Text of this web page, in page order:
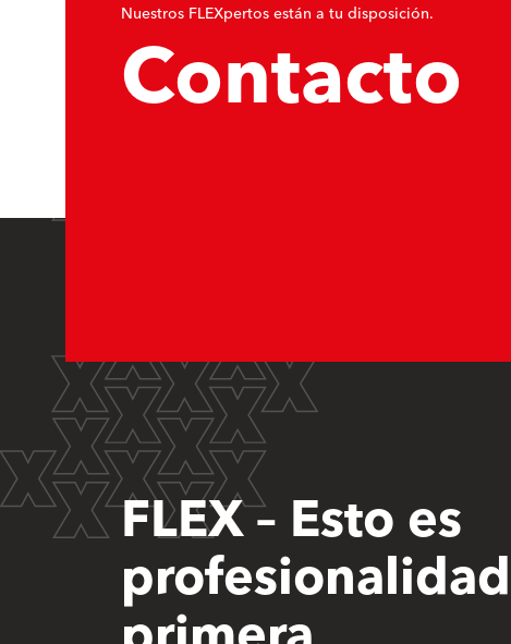
Nuestros FLEXpertos están a tu disposición.
Contacto
FLEX – Esto es